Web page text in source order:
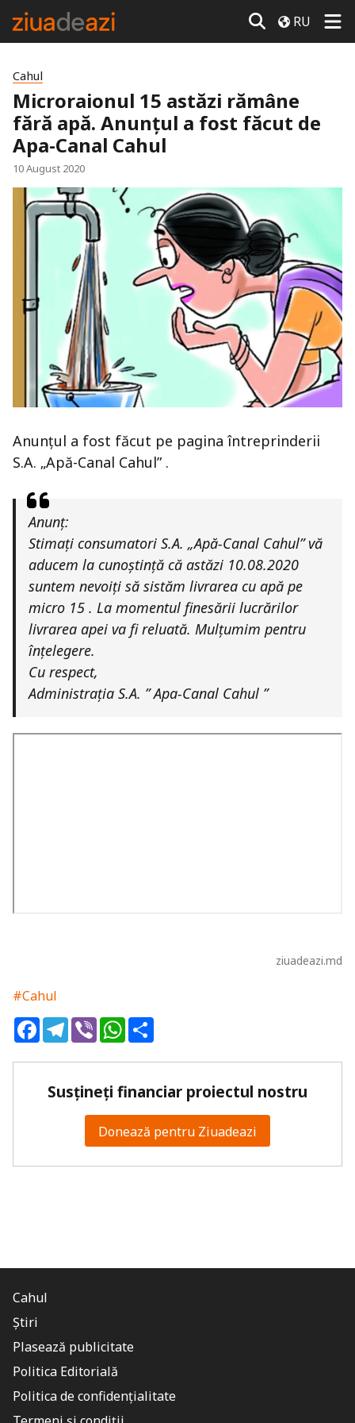
RU
Cahul
Microraionul 15 astăzi rămâne
fără apă. Anunțul a fost făcut de
Apa-Canal Cahul
10 August 2020
Anunțul a fost făcut pe pagina întreprinderii
S.A. „Apă-Canal Cahul” .
Anunț:
Stimați consumatori S.A. „Apă-Canal Cahul” vă
aducem la cunoștință că astăzi 10.08.2020
suntem nevoiți să sistăm livrarea cu apă pe
micro 15 . La momentul finesării lucrărilor
livrarea apei va fi reluată. Mulțumim pentru
înțelegere.
Cu respect,
Administrația S.A. ” Apa-Canal Cahul ”
ziuadeazi.md
#Cahul
FacebookTelegram
ViberWhatsApp
Susțineți financiar proiectul nostru
Donează pentru Ziuadeazi
Cahul
Știri
Plasează publicitate
Politica Editorială
Politica de confidențialitate